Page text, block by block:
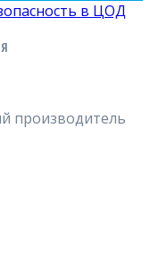
в ЦОД
производитель